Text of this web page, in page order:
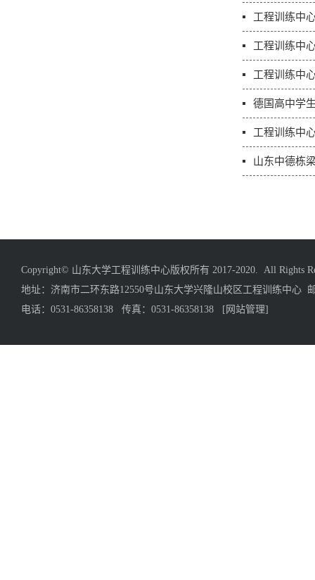
工程训练中
工程训练中
工程训练中
德国高中学
工程训练中
山东中德栋
Copyright© 山东大学工程训练中心版权所有 2017-2020. All Rights
地址：济南市二环东路12550号山东大学兴隆山校区工程训练中心
电话：0531-86358138 传真：0531-86358138
[网站管理]